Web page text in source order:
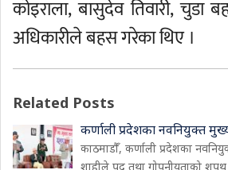
कोइराला, बासुदेव तिवारी, चुडा
अधिकारीले बहस गरेका थिए ।
Related Posts
कर्णाली प्रदेशका नवनियुक्त
काठमाडौँ, कर्णाली प्रदेशका
शाहीले पद तथा गोपनीयताको